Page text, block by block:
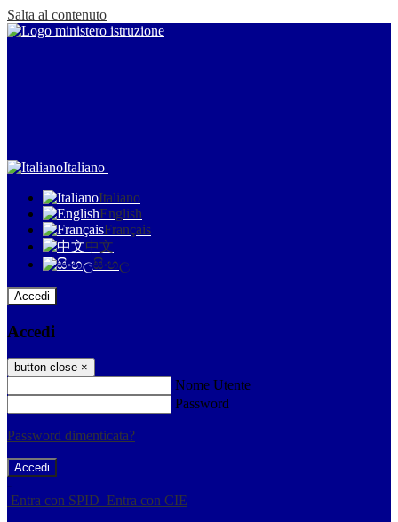
Salta al contenuto
Italiano
Italiano
English
Français
中文
සිංහල
Accedi
Accedi
button close ×
Nome Utente
Password
Password dimenticata?
-
Entra con SPID Entra con CIE